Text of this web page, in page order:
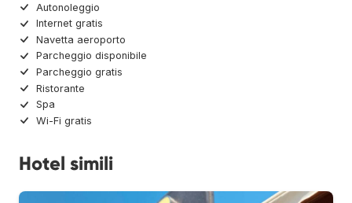
Autonoleggio
Internet gratis
Navetta aeroporto
Parcheggio disponibile
Parcheggio gratis
Ristorante
Spa
Wi-Fi gratis
Hotel simili